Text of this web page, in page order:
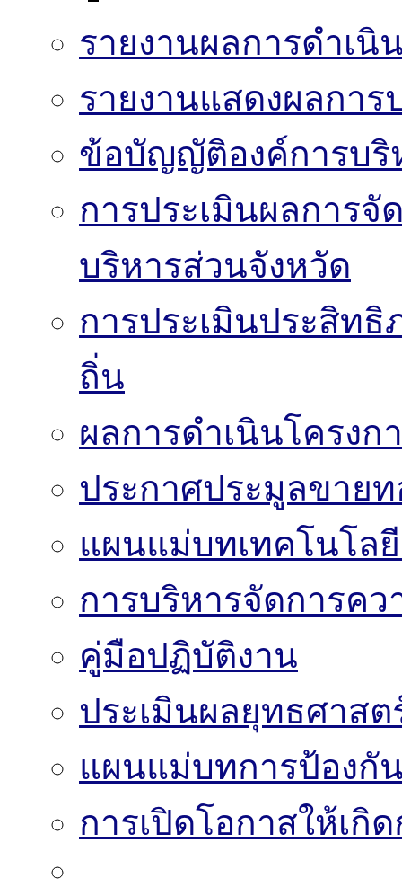
รายงานผลการดำเ
รายงานแสดงผลกา
ข้อบัญญัติองค์การบริ
การประเมินผลการ
บริหารส่วนจังหวัด
การประเมินประสิท
ถิ่น
ผลการดำเนินโครงก
ประกาศประมูลขาย
แผนแม่บทเทคโนโล
การบริหารจัดการคว
คู่มือปฏิบัติงาน
ประเมินผลยุทธศาสต
แผนแม่บทการป้องกั
การเปิดโอกาสให้เกิ